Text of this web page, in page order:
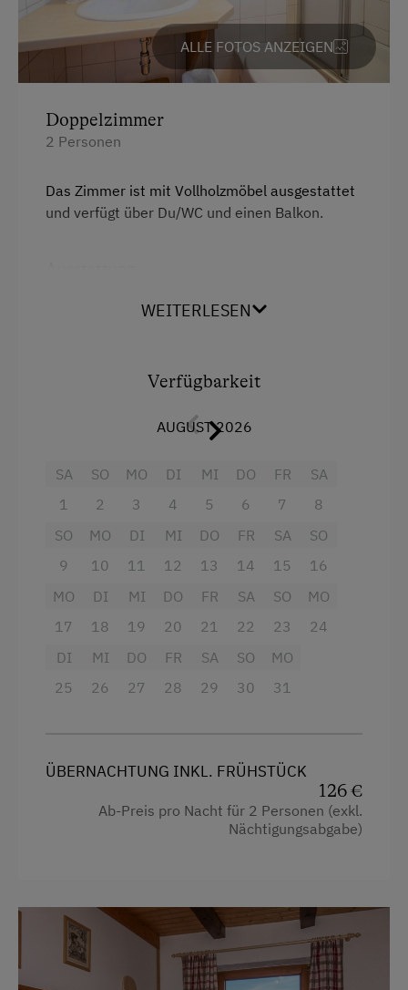
Mountainbike
Badeurlaub
Mithilfe am Hof
Skifahren
Sanfter Winter
Geführte Schneeschuhwanderungen
Kulinarik / Genuss
Familienfreundliche Unterkünfte
Nachhaltiger Urlaub
Besondere Unterkünfte
ALLE FOTOS ANZEIGEN
Doppelzimmer
2 Personen
Das Zimmer ist mit Vollholzmöbel ausgestattet
und verfügt über Du/WC und einen Balkon.
Aussicht auf eine Berglandschaft
Tisch mit Lampe
Wlan
Haupthaus
Doppelbett (Kingsize)
WEITERLESEN
Verfügbarkeit
AUGUST 2026
SA
1
SO
2
MO
3
DI
4
MI
5
DO
6
FR
7
SA
8
SO
9
MO
10
DI
11
MI
12
DO
13
FR
14
SA
15
SO
16
MO
17
DI
18
MI
19
DO
20
FR
21
SA
22
SO
23
MO
24
DI
25
MI
26
DO
27
FR
28
SA
29
SO
30
MO
31
ÜBERNACHTUNG INKL. FRÜHSTÜCK
126 €
Ab-Preis pro Nacht für 2 Personen (exkl.
Nächtigungsabgabe)